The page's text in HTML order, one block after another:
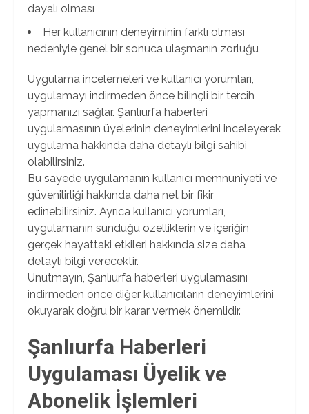
dayalı olması
Her kullanıcının deneyiminin farklı olması
nedeniyle genel bir sonuca ulaşmanın zorluğu
Uygulama incelemeleri ve kullanıcı yorumları,
uygulamayı indirmeden önce bilinçli bir tercih
yapmanızı sağlar. Şanlıurfa haberleri
uygulamasının üyelerinin deneyimlerini inceleyerek
uygulama hakkında daha detaylı bilgi sahibi
olabilirsiniz.
Bu sayede uygulamanın kullanıcı memnuniyeti ve
güvenilirliği hakkında daha net bir fikir
edinebilirsiniz. Ayrıca kullanıcı yorumları,
uygulamanın sunduğu özelliklerin ve içeriğin
gerçek hayattaki etkileri hakkında size daha
detaylı bilgi verecektir.
Unutmayın, Şanlıurfa haberleri uygulamasını
indirmeden önce diğer kullanıcıların deneyimlerini
okuyarak doğru bir karar vermek önemlidir.
Şanlıurfa Haberleri
Uygulaması Üyelik ve
Abonelik İşlemleri